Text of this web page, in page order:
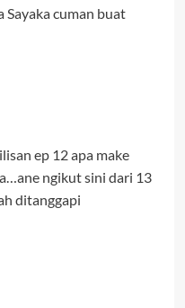
Sayaka cuman buat
ep 12 apa make
ngikut sini dari 13
ditanggapi